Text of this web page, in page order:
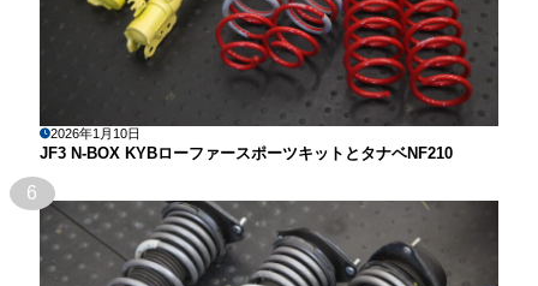
2026年1月10日
JF3 N-BOX KYBローファースポーツキットとタナベNF210
6